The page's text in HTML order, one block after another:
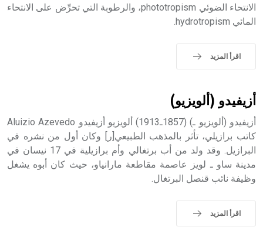
الملوك الذين حكموا مدينة إديسا (الرها) من أبجر الأول وحتى
التاسع، وهم ينتسبون إلى أسرة أوسروين
sign تكتب منفصلة غير متصلة، وتعتمد المبدأ الأكوروفوني،
حيث تقتصر القيمة الصوتية للعلامة الك
الانتحاء الضوئي phototropism، والرطوبة التي تحرِّض على الانتحاء
المائي hydrotropism.
اقرأ المزيد
أزيفيدو (ألويزيو)
أزيفيدو (ألويزيو ـ) (1857ـ1913) ألويزيو أزيفيدو Aluizio Azevedo
كاتب برازيلي، تأثر بالمذهب الطبيعي[ر] وكان أول من نشره في
البرازيل. وقد ولد من أب برتغالي وأم برازيلية في 17 نيسان في
مدينة ساو ـ لويز عاصمة مقاطعة مارانياو، حيث كان أبوه يشغل
وظيفة نائب قنصل البرتغال.
اقرأ المزيد